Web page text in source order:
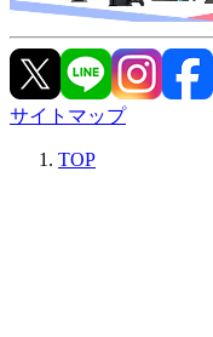
サイトマップ
TOP